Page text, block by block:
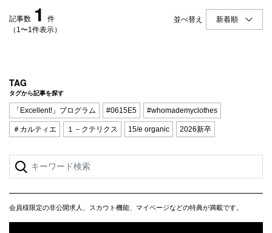
記事数 1
件
（1〜1件表示）
並べ替え
TAG
タグから記事を探す
「Excellent!」プログラム #0615E5 #whomademyclothes
＃カルティエ １－クテリクス 15/e organic 2026新卒
会員様限定の非公開求人、スカウト機能、マイページなどの特典が満載です。